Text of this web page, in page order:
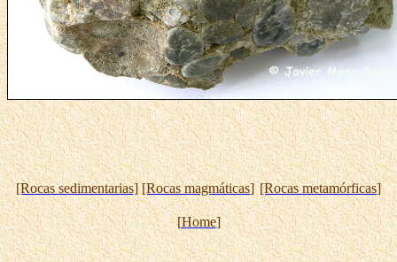
[Rocas sedimentarias] [Rocas magmáticas] [Rocas metamórficas]
[Home]